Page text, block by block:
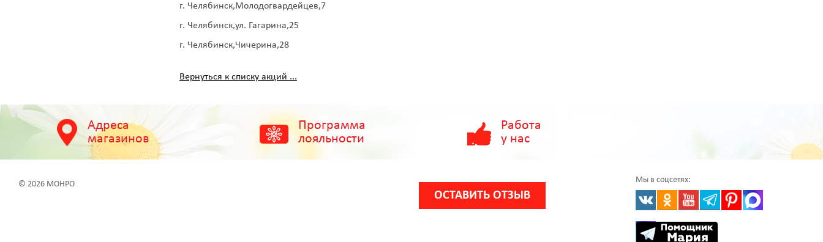
г. Челябинск,Молодогвардейцев,7
г. Челябинск,ул. Гагарина,25
г. Челябинск,Чичерина,28
Вернуться к списку акций ...
Адреса
магазинов
Программа
лояльности
Работа
у нас
© 2026 МОНРО
ОСТАВИТЬ ОТЗЫВ
Мы в соцсетях: